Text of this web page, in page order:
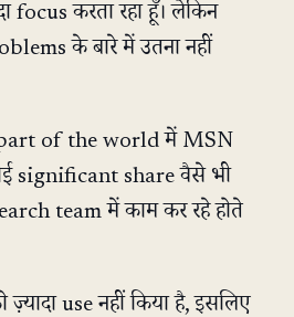
focus करता रहा हूँ। लेकिन
के बारे में उतना नहीं
part of the world में MSN
significant share वैसे भी
team में काम कर रहे होते
use नहीं किया है, इसलिए